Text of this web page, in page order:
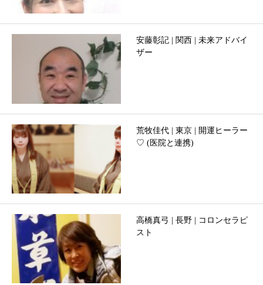
安藤彰記 | 関西 | 未来アドバイ
ザー
荒牧佳代 | 東京 | 開運ヒーラー
♡ (医院と連携)
高橋真弓 | 長野 | コロンセラピ
スト